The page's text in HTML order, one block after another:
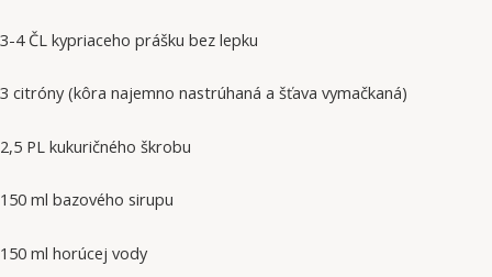
3-4 ČL kypriaceho prášku bez lepku
3 citróny (kôra najemno nastrúhaná a šťava vymačkaná)
2,5 PL kukuričného škrobu
150 ml bazového sirupu
150 ml horúcej vody